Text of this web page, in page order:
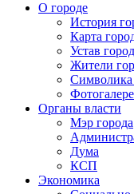
О городе
История
Карта
Устав
Жители
Символика
Органы власти
Мэр города
Дума
КСП
Экономика